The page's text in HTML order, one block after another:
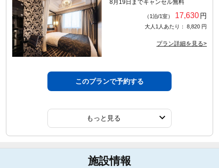
8月19日までキャンセル無料
（1泊/1室） 17,630円
大人1人あたり： 8,820 円
プラン詳細を見る>
このプランで予約する
もっと見る
施設情報